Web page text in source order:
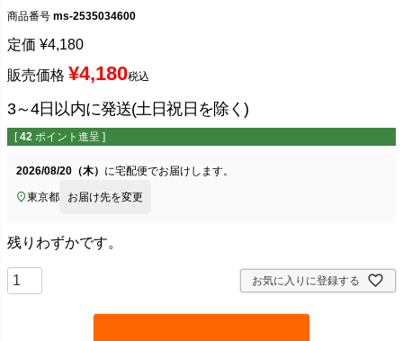
商品番号 ms-2535034600
定価 ¥4,180
販売価格 ¥4,180税込
3～4日以内に発送(土日祝日を除く)
[ 42 ポイント進呈 ]
2026/08/20（木） に宅配便でお届けします。
東京都 お届け先を変更
残りわずかです。
お気に入りに登録する